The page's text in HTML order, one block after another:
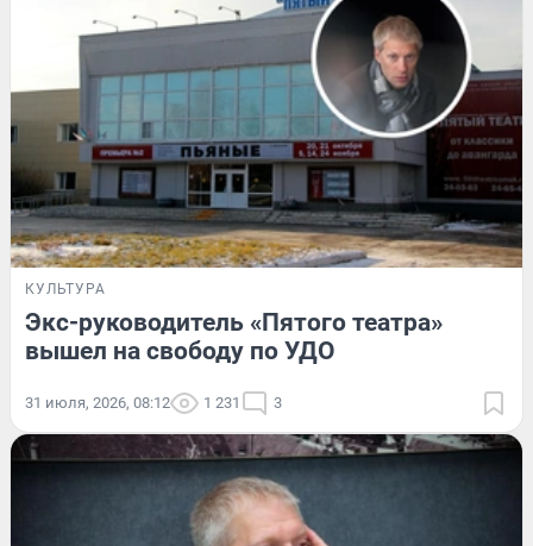
КУЛЬТУРА
Экс-руководитель «Пятого театра»
вышел на свободу по УДО
31 июля, 2026, 08:12 1 231 3